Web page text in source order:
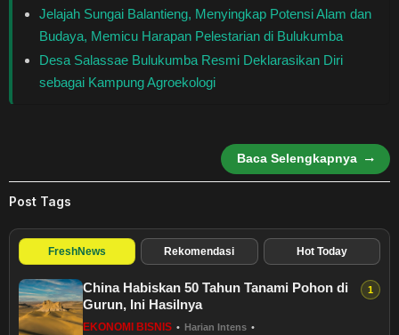
Kolom
Puisi
Environmental
Jelajah Sungai Balantieng, Menyingkap Potensi Alam dan
Budaya, Memicu Harapan Pelestarian di Bulukumba
Desa Salassae Bulukumba Resmi Deklarasikan Diri
sebagai Kampung Agroekologi
Baca Selengkapnya
Post Tags
FreshNews Rekomendasi Hot Today
China Habiskan 50 Tahun Tanami Pohon di
Gurun, Ini Hasilnya
EKONOMI BISNIS • Harian Intens •